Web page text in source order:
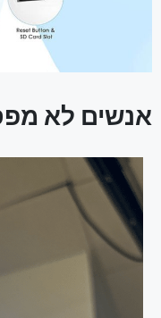
אנשים לא